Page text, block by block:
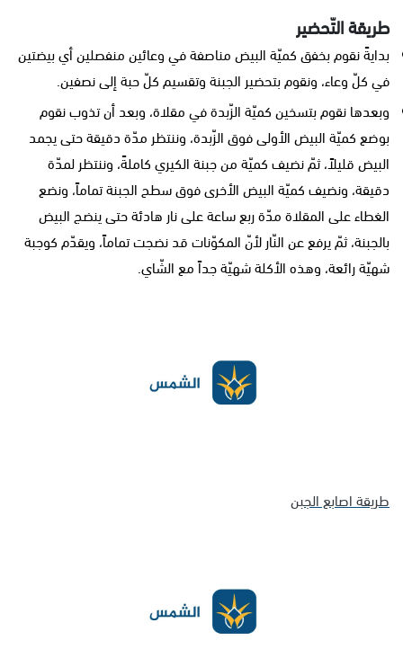
طريقة التّحضير
بدايةً نقوم بخفق كميّة البيض مناصفة في وعائين منفصلين أي بيضتين
في كلّ وعاء، ونقوم بتحضير الجبنة وتقسيم كلّ حبة إلى نصفين.
وبعدها نقوم بتسخين كميّة الزّبدة في مقلاة، وبعد أن تذوب نقوم
بوضع كميّة البيض الأولى فوق الزّبدة، وننتظر مدّة دقيقة حتى يجمد
البيض قليلاً، ثمّ نضيف كميّة من جبنة الكيري كاملةً، وننتظر لمدّة
دقيقة، ونضيف كميّة البيض الأخرى فوق سطح الجبنة تماماً، ونضع
الغطاء على المقلاة مدّة ربع ساعة على نار هادئة حتى ينضج البيض
بالجبنة، ثمّ يرفع عن النّار لأنّ المكوّنات قد نضجت تماماً، ويقدّم كوجبة
شهيّة رائعة، وهذه الأكلة شهيّة جداً مع الشّاي.
طريقة اصابع الجبن